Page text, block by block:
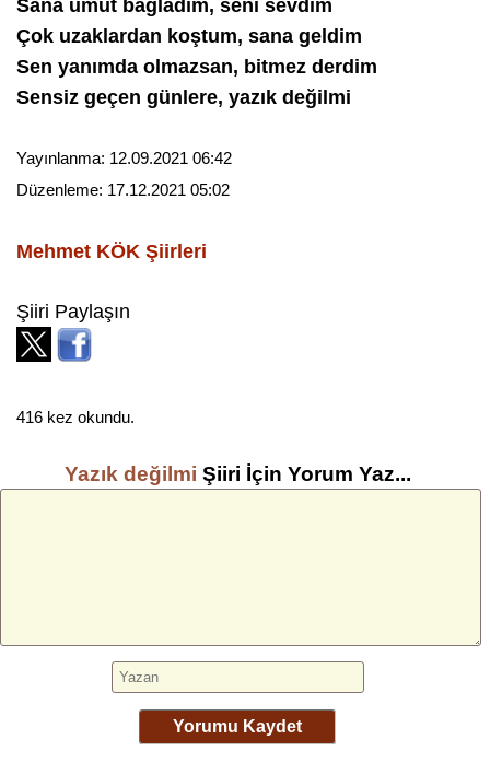
Sana umut bağladım, seni sevdim
Çok uzaklardan koştum, sana geldim
Sen yanımda olmazsan, bitmez derdim
Sensiz geçen günlere, yazık değilmi
Yayınlanma: 12.09.2021 06:42
Düzenleme: 17.12.2021 05:02
Mehmet KÖK Şiirleri
Şiiri Paylaşın
416 kez okundu.
Yazık değilmi Şiiri İçin Yorum Yaz...
Yorumu Kaydet